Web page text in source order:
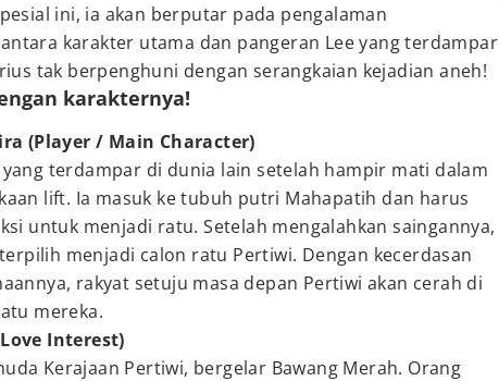
ini, ia akan berputar pada pengalaman
karakter utama dan pangeran Lee yang terdampar
tak berpenghuni dengan serangkaian kejadian aneh!
karakternya!
(Player / Main Character)
yang terdampar di dunia lain setelah hampir mati dalam
lift. Ia masuk ke tubuh putri Mahapatih dan harus
untuk menjadi ratu. Setelah mengalahkan saingannya,
menjadi calon ratu Pertiwi. Dengan kecerdasan
rakyat setuju masa depan Pertiwi akan cerah di
mereka.
Interest)
Kerajaan Pertiwi, bergelar Bawang Merah. Orang